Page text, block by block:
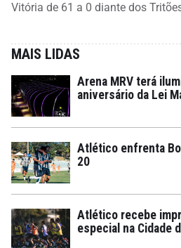
Vitória de 61 a 0 diante dos
MAIS LIDAS
Arena MRV terá
aniversário da Lei
Atlético enfrenta
20
Atlético recebe
especial na Cidade